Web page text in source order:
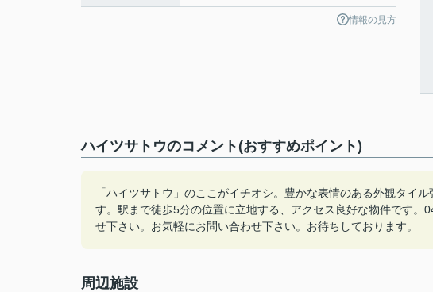
情報の見方
ハイツサトウのコメント(おすすめポイント)
「ハイツサトウ」のここがイチオシ。豊かな表情のある外観タイ
す。駅まで徒歩5分の位置に立地する、アクセス良好な物件です
せ下さい。お気軽にお問い合わせ下さい。お待ちしております。
周辺施設